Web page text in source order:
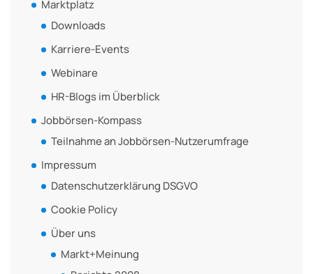
Marktplatz
Downloads
Karriere-Events
Webinare
HR-Blogs im Überblick
Jobbörsen-Kompass
Teilnahme an Jobbörsen-Nutzerumfrage
Impressum
Datenschutzerklärung DSGVO
Cookie Policy
Über uns
Markt+Meinung